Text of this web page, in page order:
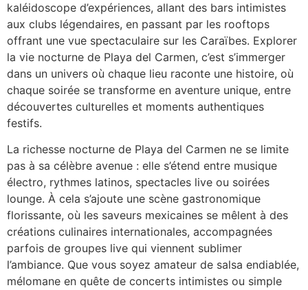
kaléidoscope d’expériences, allant des bars intimistes
aux clubs légendaires, en passant par les rooftops
offrant une vue spectaculaire sur les Caraïbes. Explorer
la vie nocturne de Playa del Carmen, c’est s’immerger
dans un univers où chaque lieu raconte une histoire, où
chaque soirée se transforme en aventure unique, entre
découvertes culturelles et moments authentiques
festifs.
La richesse nocturne de Playa del Carmen ne se limite
pas à sa célèbre avenue : elle s’étend entre musique
électro, rythmes latinos, spectacles live ou soirées
lounge. À cela s’ajoute une scène gastronomique
florissante, où les saveurs mexicaines se mêlent à des
créations culinaires internationales, accompagnées
parfois de groupes live qui viennent sublimer
l’ambiance. Que vous soyez amateur de salsa endiablée,
mélomane en quête de concerts intimistes ou simple